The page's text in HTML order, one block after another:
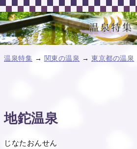
温泉特集 → 関東の温泉 →東京都の温泉
地鉈温泉
じなたおんせん